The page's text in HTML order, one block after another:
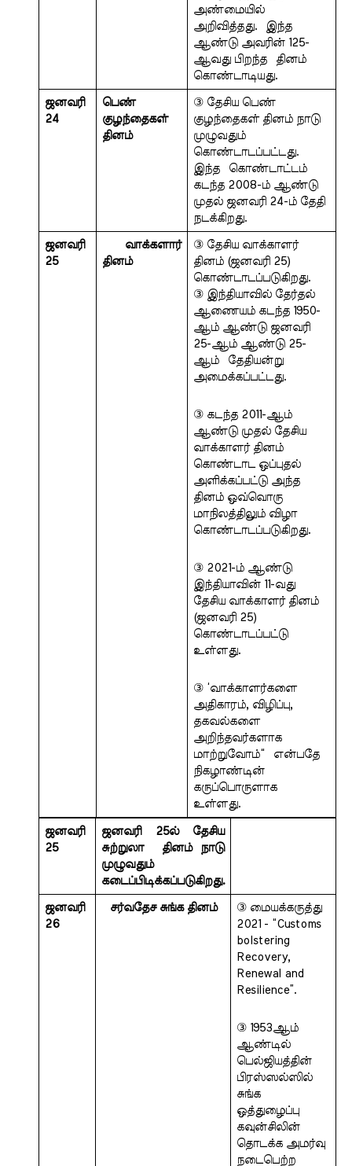
அண்மையில்
அறிவித்தது.  இந்த
ஆண்டு அவரின் 125-
ஆவது பிறந்த  தினம்
கொண்டாடியது.
ஜனவரி
24
பெண்
குழந்தைகள்
தினம்
③ தேசிய பெண்
குழந்தைகள் தினம் நாடு
முழுவதும்
கொண்டாடப்பட்டது.
இந்த  கொண்டாட்டம்
கடந்த 2008-ம் ஆண்டு
முதல் ஜனவரி 24-ம் தேதி
நடக்கிறது.
ஜனவரி
25
தினம்
③ தேசிய வாக்காளர்
தினம் (ஜனவரி 25)
கொண்டாடப்படுகிறது.
③ இந்தியாவில் தேர்தல்
ஆணையம் கடந்த 1950-
ஆம் ஆண்டு ஜனவரி
25-ஆம் ஆண்டு 25-
ஆம்  தேதியன்று
அமைக்கப்பட்டது.
③ கடந்த 2011-ஆம்
ஆண்டு முதல் தேசிய
வாக்காளர் தினம்
கொண்டாட ஒப்புதல்
அளிக்கப்பட்டு அந்த
தினம் ஒவ்வொரு
மாநிலத்திலும் விழா
கொண்டாடப்படுகிறது.
③ 2021-ம் ஆண்டு
இந்தியாவின் 11-வது
தேசிய வாக்காளர் தினம்
(ஜனவரி 25)
கொண்டாடப்பட்டு
உள்ளது.
③ ‘வாக்காளர்களை
அதிகாரம், விழிப்பு,
தகவல்களை
அறிந்தவர்களாக
மாற்றுவோம்“  என்பதே
நிகழாண்டின்
கருப்பொருளாக
உள்ளது.
ஜனவரி
25
ஜனவரி 25ல் தேசிய
சுற்றுலா  தினம் நாடு
முழுவதும்
கடைப்பிடிக்கப்படுகிறது.
ஜனவரி
26
சர்வதேச சுங்க தினம்
③ மையக்கருத்து
2021 - “Customs
bolstering
Recovery,
Renewal and
Resilience”.
③ 1953ஆம்
ஆண்டில்
பெல்ஜியத்தின்
பிரஸ்ஸல்ஸில்
சுங்க
ஒத்துழைப்பு
கவுன்சிலின்
தொடக்க அமர்வு
நடைபெற்ற